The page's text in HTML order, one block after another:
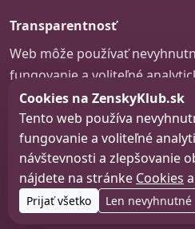
Transparentnosť
Web môže používať
fungovanie a voliteľné
zlepšovanie obsahu a
Nastavenie cookies
© 2026
Web design, tvorba webu a
Cookies na ZenskyKlub.sk
Tento web používa
fungovanie a voliteľné
návštevnosti a zlepšovanie
nájdete na stránke Cookies a
Prijať všetko Len nevyhnutné